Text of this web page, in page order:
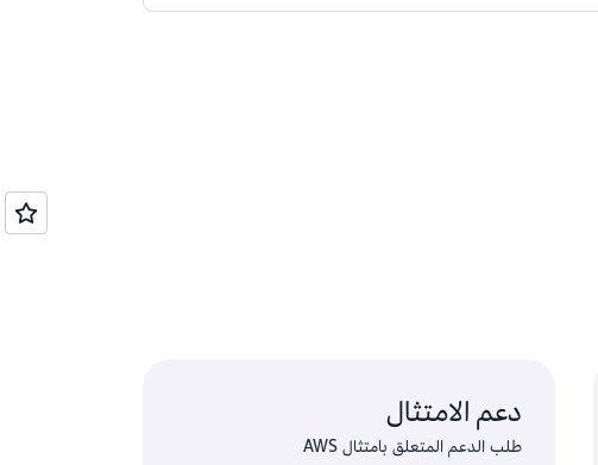
دعم الامتثال
طلب الدعم المتعلق بامتثال AWS